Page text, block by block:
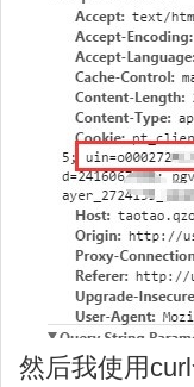
然后我使用